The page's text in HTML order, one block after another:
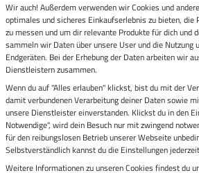
Zustellung durch
Sicher bezahlen mit
Impressum
Wir auch! Außerdem verwenden wir Cookies und
optimales und sicheres Einkaufserlebnis zu bieten, die
zu messen und um dir relevante Produkte für dich und
sammeln wir Daten über unsere User und die Nutzung
Endgeräten. Bei der Erhebung der Daten arbeiten wir
Dienstleistern zusammen.
Wenn du auf "Alles erlauben" klickst, bist du mit der
damit verbundenen Verarbeitung deiner Daten sowie
unsere Dienstleister einverstanden. Klickst du in den
Notwendige", wird dein Besuch nur mit zwingend
für den reibungslosen Betrieb unserer Webseite
Selbstverständlich kannst du die Einstellungen
Weitere Informationen zu unseren Cookies findest du